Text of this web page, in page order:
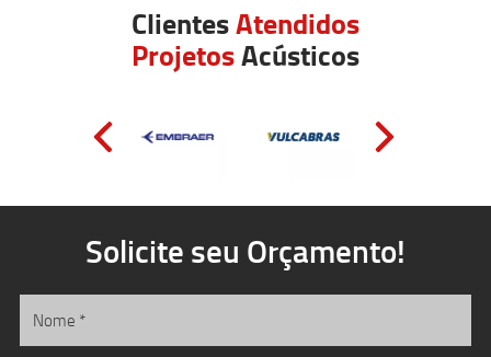
ClientesAtendidos
ProjetosAcústicos
Solicite seu Orçamento!